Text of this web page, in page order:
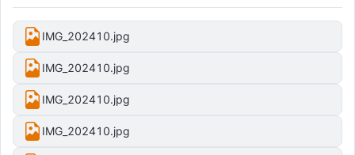
IMG_202410.jpg
IMG_202410.jpg
IMG_202410.jpg
IMG_202410.jpg